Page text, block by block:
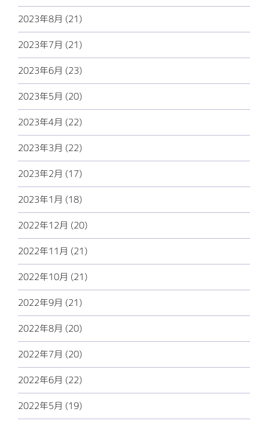
2023年8月 (21)
2023年7月 (21)
2023年6月 (23)
2023年5月 (20)
2023年4月 (22)
2023年3月 (22)
2023年2月 (17)
2023年1月 (18)
2022年12月 (20)
2022年11月 (21)
2022年10月 (21)
2022年9月 (21)
2022年8月 (20)
2022年7月 (20)
2022年6月 (22)
2022年5月 (19)